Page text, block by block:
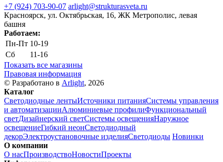
+7 (924) 703-90-07 arlight@strukturasveta.ru
Красноярск, ул. Октябрьская, 16, ЖК Метрополис, левая
башня
Работаем:
Пн-Пт 10-19
Сб
11-16
Показать все магазины
Правовая информация
© Разработано в Arlight, 2026
Каталог
Светодиодные лентыИсточники питанияСистемы управления
и автоматизацииАлюминиевые профилиФункциональный
светДизайнерский светСистемы освещенияНаружное
освещениеГибкий неонСветодиодный
декорЭлектроустановочные изделияСветодиоды Новинки
О компании
О насПроизводствоНовостиПроекты